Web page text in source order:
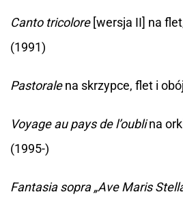
Canto tricolore[wersja II] na
(1991)
Pastoralena skrzypce, flet i
Voyage au pays de l’oublina
(1995-)
Fantasia sopra „Ave Maris